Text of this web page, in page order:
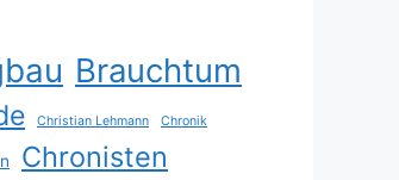
Brauchtum
Christian Lehmann Chronik
Chronisten